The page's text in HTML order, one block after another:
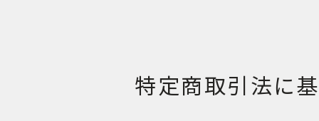
特定商取引法に